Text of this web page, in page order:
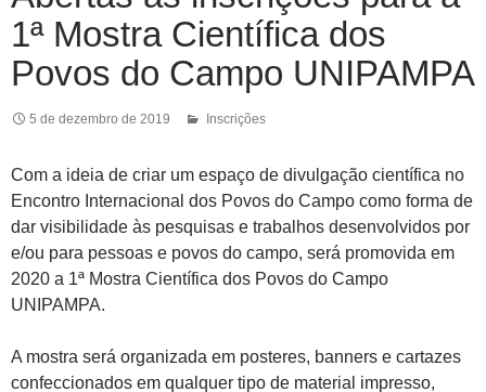
1ª Mostra Científica dos
Povos do Campo UNIPAMPA
5 de dezembro de 2019 Inscrições
Com a ideia de criar um espaço de divulgação científica no
Encontro Internacional dos Povos do Campo como forma de
dar visibilidade às pesquisas e trabalhos desenvolvidos por
e/ou para pessoas e povos do campo, será promovida em
2020 a 1ª Mostra Científica dos Povos do Campo
UNIPAMPA.
A mostra será organizada em posteres, banners e cartazes
confeccionados em qualquer tipo de material impresso,